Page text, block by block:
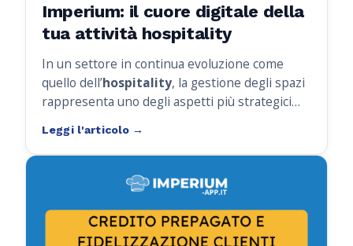
Imperium: il cuore digitale della
tua attività hospitality
In un settore in continua evoluzione come
quello dell’hospitality, la gestione degli spazi
rappresenta uno degli aspetti più strategici
personalizzato e di qualità.